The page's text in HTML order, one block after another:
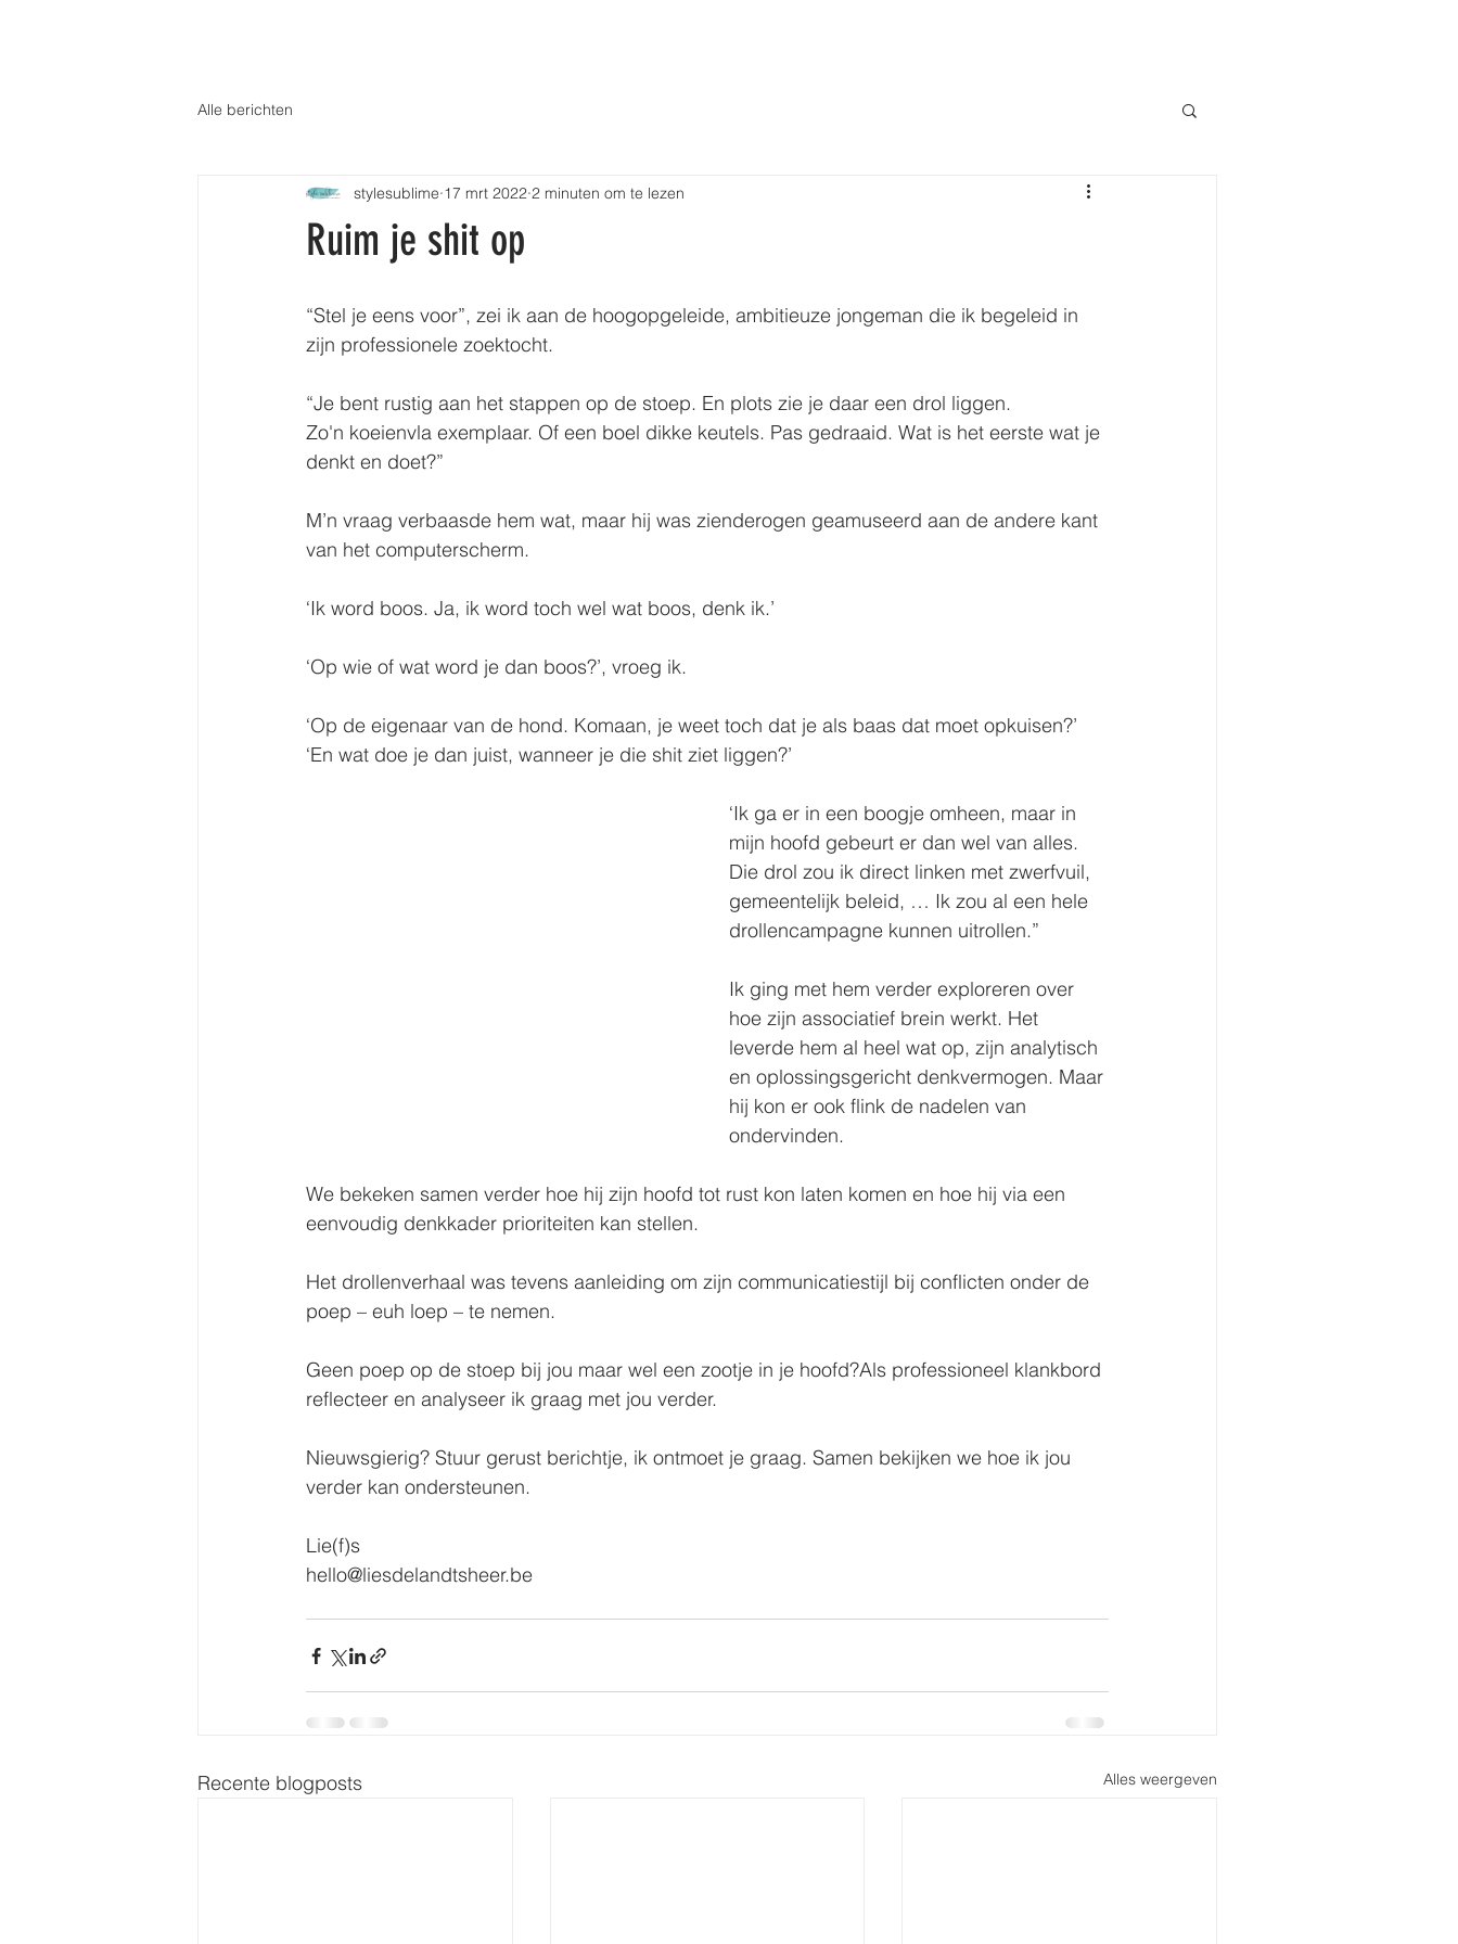
Alle berichten
Ruim je shit op
stylesublime 17 mrt 2022 2 minuten om te lezen
“Stel je eens voor”, zei ik aan de hoogopgeleide, ambitieuze jongeman die ik begeleid in
zijn professionele zoektocht.
“Je bent rustig aan het stappen op de stoep. En plots zie je daar een drol liggen.
Zo'n koeienvla exemplaar. Of een boel dikke keutels. Pas gedraaid. Wat is het eerste wat je
denkt en doet?”
M’n vraag verbaasde hem wat, maar hij was zienderogen geamuseerd aan de andere kant
van het computerscherm.
‘Ik word boos. Ja, ik word toch wel wat boos, denk ik.’
‘Op wie of wat word je dan boos?’, vroeg ik.
‘Op de eigenaar van de hond. Komaan, je weet toch dat je als baas dat moet opkuisen?’
‘En wat doe je dan juist, wanneer je die shit ziet liggen?’
‘Ik ga er in een boogje omheen, maar in
mijn hoofd gebeurt er dan wel van alles.
Die drol zou ik direct linken met zwerfvuil,
gemeentelijk beleid, … Ik zou al een hele
drollencampagne kunnen uitrollen.”
Ik ging met hem verder exploreren over
hoe zijn associatief brein werkt. Het
leverde hem al heel wat op, zijn analytisch
en oplossingsgericht denkvermogen. Maar
hij kon er ook flink de nadelen van
ondervinden.
We bekeken samen verder hoe hij zijn hoofd tot rust kon laten komen en hoe hij via een
eenvoudig denkkader prioriteiten kan stellen.
Het drollenverhaal was tevens aanleiding om zijn communicatiestijl bij conflicten onder de
poep – euh loep – te nemen.
Geen poep op de stoep bij jou maar wel een zootje in je hoofd?Als professioneel klankbord
reflecteer en analyseer ik graag met jou verder.
Nieuwsgierig? Stuur gerust berichtje, ik ontmoet je graag. Samen bekijken we hoe ik jou
verder kan ondersteunen.
Lie(f)s
hello@liesdelandtsheer.be
Recente blogposts Alles weergeven